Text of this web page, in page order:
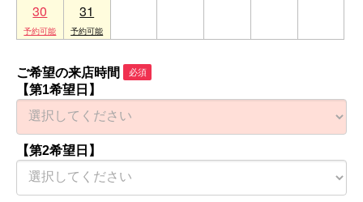
30 31
ご希望の来店時間 必須
【第1希望日】
【第2希望日】